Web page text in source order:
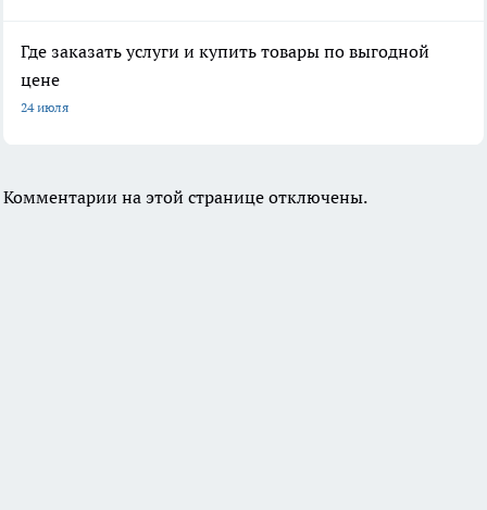
Где заказать услуги и купить товары по выгодной
цене
24 июля
Комментарии на этой странице отключены.